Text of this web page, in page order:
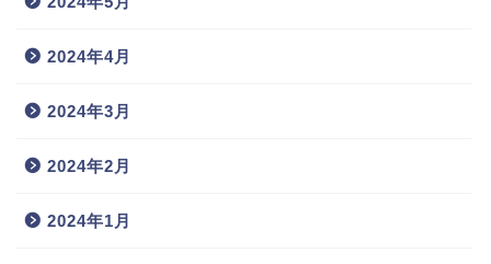
2024年4月
2024年3月
2024年2月
2024年1月